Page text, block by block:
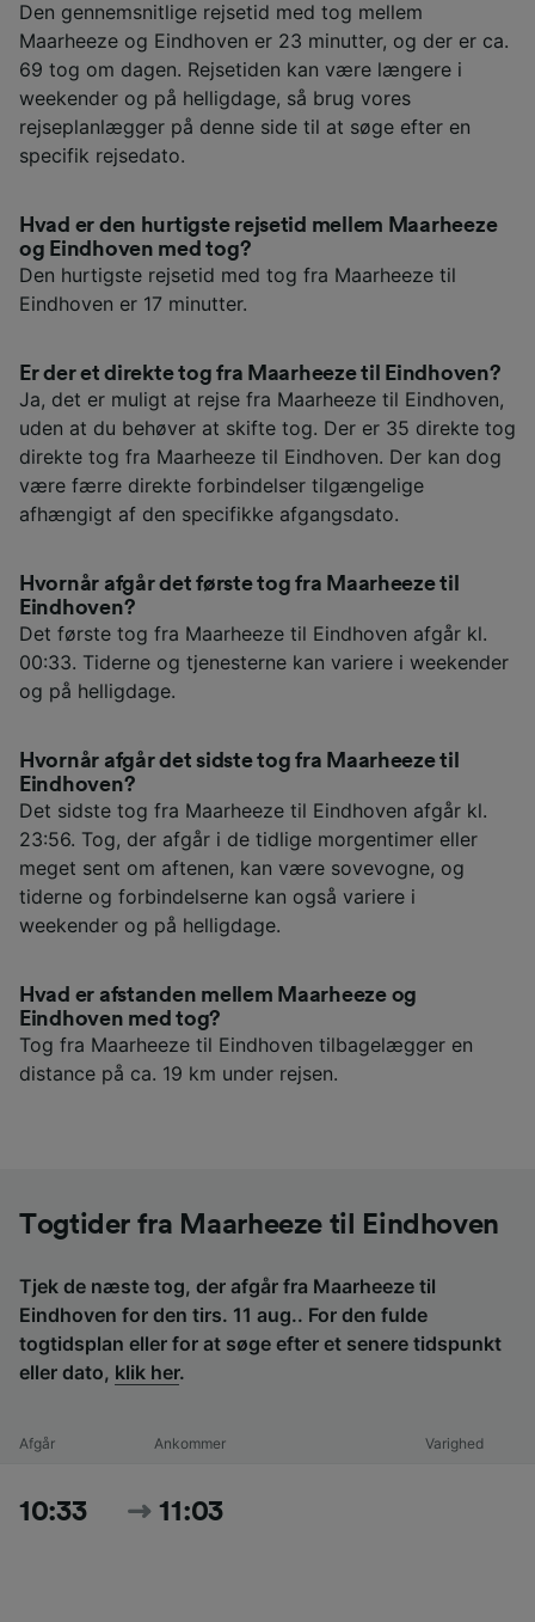
Den gennemsnitlige rejsetid med tog mellem
Maarheeze og Eindhoven er 23 minutter, og der er ca.
69 tog om dagen. Rejsetiden kan være længere i
weekender og på helligdage, så brug vores
rejseplanlægger på denne side til at søge efter en
specifik rejsedato.
Hvad er den hurtigste rejsetid mellem Maarheeze
og Eindhoven med tog?
Den hurtigste rejsetid med tog fra Maarheeze til
Eindhoven er 17 minutter.
Er der et direkte tog fra Maarheeze til Eindhoven?
Ja, det er muligt at rejse fra Maarheeze til Eindhoven,
uden at du behøver at skifte tog. Der er 35 direkte tog
direkte tog fra Maarheeze til Eindhoven. Der kan dog
være færre direkte forbindelser tilgængelige
afhængigt af den specifikke afgangsdato.
Hvornår afgår det første tog fra Maarheeze til
Eindhoven?
Det første tog fra Maarheeze til Eindhoven afgår kl.
00:33. Tiderne og tjenesterne kan variere i weekender
og på helligdage.
Hvornår afgår det sidste tog fra Maarheeze til
Eindhoven?
Det sidste tog fra Maarheeze til Eindhoven afgår kl.
23:56. Tog, der afgår i de tidlige morgentimer eller
meget sent om aftenen, kan være sovevogne, og
tiderne og forbindelserne kan også variere i
weekender og på helligdage.
Hvad er afstanden mellem Maarheeze og
Eindhoven med tog?
Tog fra Maarheeze til Eindhoven tilbagelægger en
distance på ca. 19 km under rejsen.
Togtider fra Maarheeze til Eindhoven
Tjek de næste tog, der afgår fra Maarheeze til
Eindhoven for den tirs. 11 aug.. For den fulde
togtidsplan eller for at søge efter et senere tidspunkt
eller dato, klik her.
Afgår Ankommer Varighed
10:33 11:03